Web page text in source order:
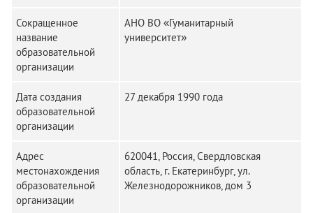
Сокращенное
название
образовательной
организации
АНО ВО «Гуманитарный
университет»
Дата создания
образовательной
организации
27 декабря 1990 года
Адрес
местонахождения
образовательной
организации
620041, Россия, Свердловская
область, г. Екатеринбург, ул.
Железнодорожников, дом 3